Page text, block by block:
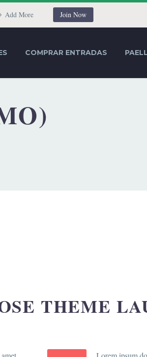
Add More Join Now
COMPRAR ENTRADAS
THEME